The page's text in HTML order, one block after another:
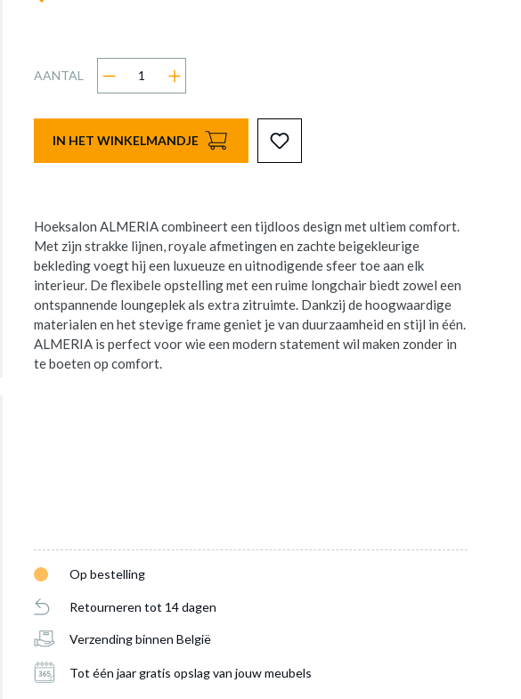
AANTAL
IN HET WINKELMANDJE
Hoeksalon ALMERIA combineert een tijdloos design met ultiem comfort.
Met zijn strakke lijnen, royale afmetingen en zachte beigekleurige
bekleding voegt hij een luxueuze en uitnodigende sfeer toe aan elk
interieur. De flexibele opstelling met een ruime longchair biedt zowel een
ontspannende loungeplek als extra zitruimte. Dankzij de hoogwaardige
materialen en het stevige frame geniet je van duurzaamheid en stijl in één.
ALMERIA is perfect voor wie een modern statement wil maken zonder in
te boeten op comfort.
Op bestelling
Retourneren tot 14 dagen
Verzending binnen België
Tot één jaar gratis opslag van jouw meubels